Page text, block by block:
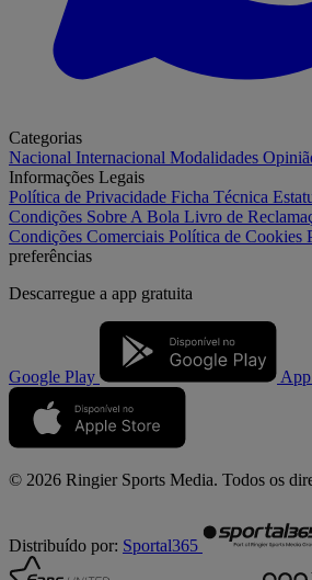
Categorias
Nacional Internacional Modalidades
Informações Legais
Política de Privacidade Ficha Técnica
Condições Sobre A Bola Livro de
Condições Comerciais Política de Cookies
preferências
Descarregue a app gratuita
Google Play
© 2026 Ringier Sports Media. Todos os
Distribuído por: Sportal365